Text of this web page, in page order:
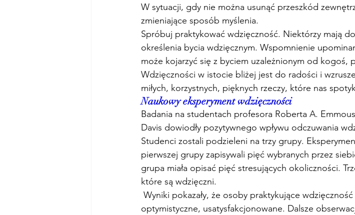
W sytuacji, gdy nie można usunąć przeszkód
zmieniające sposób myślenia.
Spróbuj praktykować wdzięczność. Niektórzy mają
określenia bycia wdzięcznym. Wspomnienie
może kojarzyć się z byciem uzależnionym od kogoś,
Wdzięczności w istocie bliżej jest do radości i
miłych, korzystnych, pięknych rzeczy, które nas
Naukowy eksperyment wdzięczności
Badania na studentach profesora Roberta A.
Davis dowiodły pozytywnego wpływu odczuwania
Studenci zostali podzieleni na trzy grupy.
pierwszej grupy zapisywali pięć wybranych przez
grupa miała opisać pięć stresujących okoliczności.
które są wdzięczni.
optymistyczne, usatysfakcjonowane. Dalsze